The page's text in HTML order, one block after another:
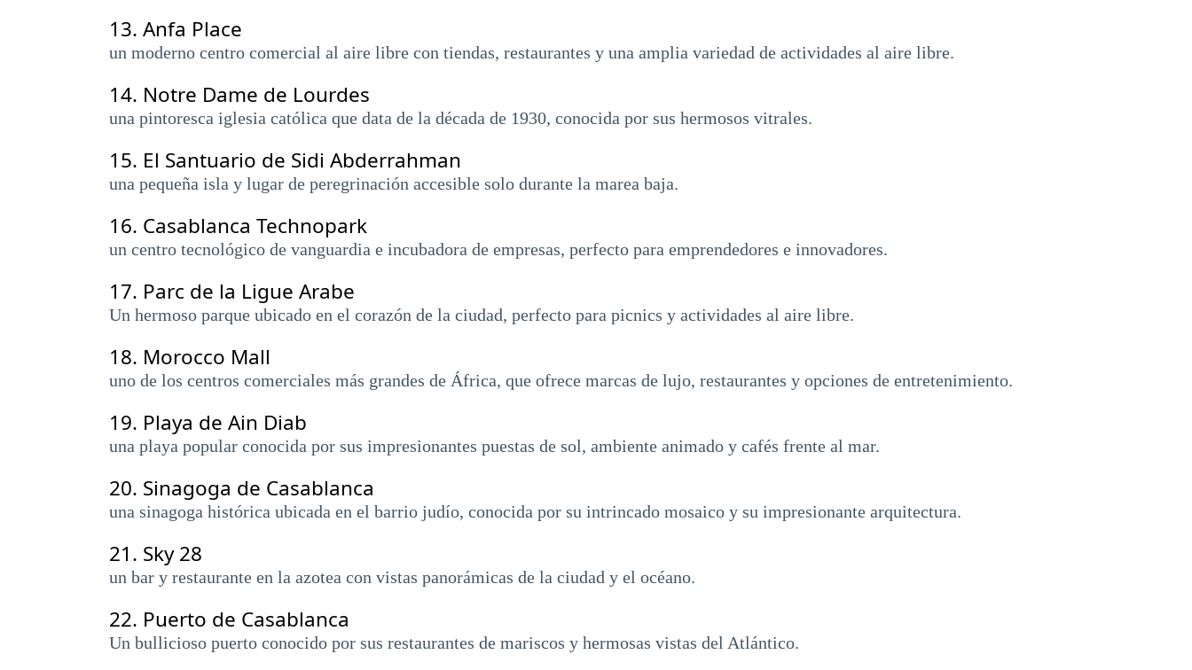
13. Anfa Place
un moderno centro comercial al aire libre con tiendas, restaurantes y una amplia variedad de actividades al aire libre.
14. Notre Dame de Lourdes
una pintoresca iglesia católica que data de la década de 1930, conocida por sus hermosos vitrales.
15. El Santuario de Sidi Abderrahman
una pequeña isla y lugar de peregrinación accesible solo durante la marea baja.
16. Casablanca Technopark
un centro tecnológico de vanguardia e incubadora de empresas, perfecto para emprendedores e innovadores.
17. Parc de la Ligue Arabe
Un hermoso parque ubicado en el corazón de la ciudad, perfecto para picnics y actividades al aire libre.
18. Morocco Mall
uno de los centros comerciales más grandes de África, que ofrece marcas de lujo, restaurantes y opciones de entretenimiento.
19. Playa de Ain Diab
una playa popular conocida por sus impresionantes puestas de sol, ambiente animado y cafés frente al mar.
20. Sinagoga de Casablanca
una sinagoga histórica ubicada en el barrio judío, conocida por su intrincado mosaico y su impresionante arquitectura.
21. Sky 28
un bar y restaurante en la azotea con vistas panorámicas de la ciudad y el océano.
22. Puerto de Casablanca
Un bullicioso puerto conocido por sus restaurantes de mariscos y hermosas vistas del Atlántico.